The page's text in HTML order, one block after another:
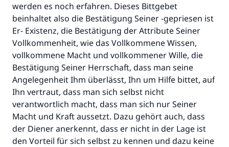
werden es noch erfahren. Dieses Bittgebet
beinhaltet also die Bestätigung Seiner -gepriesen ist
Er- Existenz, die Bestätigung der Attribute Seiner
Vollkommenheit, wie das Vollkommene Wissen,
vollkommene Macht und vollkommener Wille, die
Bestätigung Seiner Herrschaft, dass man seine
Angelegenheit Ihm überlässt, Ihn um Hilfe bittet, auf
Ihn vertraut, dass man sich selbst nicht
verantwortlich macht, dass man sich nur Seiner
Macht und Kraft aussetzt. Dazu gehört auch, dass
der Diener anerkennt, dass er nicht in der Lage ist
den Vorteil für sich selbst zu kennen und dazu keine